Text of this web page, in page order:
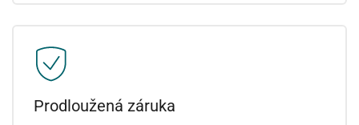
Prodloužená záruka